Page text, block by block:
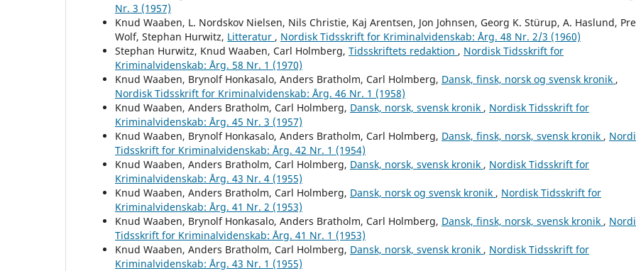
Nr. 3 (1957)
Knud Waaben, L. Nordskov Nielsen, Nils Christie, Kaj Arentsen, Jon Johnsen, Georg K. Stürup, A. Haslund,
Wolf, Stephan Hurwitz, Litteratur , Nordisk Tidsskrift for Kriminalvidenskab: Årg. 48 Nr. 2/3 (1960)
Stephan Hurwitz, Knud Waaben, Carl Holmberg, Tidsskriftets redaktion , Nordisk Tidsskrift for
Kriminalvidenskab: Årg. 58 Nr. 1 (1970)
Knud Waaben, Brynolf Honkasalo, Anders Bratholm, Carl Holmberg, Dansk, finsk, norsk og svensk kronik ,
Nordisk Tidsskrift for Kriminalvidenskab: Årg. 46 Nr. 1 (1958)
Knud Waaben, Anders Bratholm, Carl Holmberg, Dansk, norsk, svensk kronik , Nordisk Tidsskrift for
Kriminalvidenskab: Årg. 45 Nr. 3 (1957)
Knud Waaben, Brynolf Honkasalo, Anders Bratholm, Carl Holmberg, Dansk, finsk, norsk, svensk kronik ,
Tidsskrift for Kriminalvidenskab: Årg. 42 Nr. 1 (1954)
Knud Waaben, Anders Bratholm, Carl Holmberg, Dansk, norsk, svensk kronik , Nordisk Tidsskrift for
Kriminalvidenskab: Årg. 43 Nr. 4 (1955)
Knud Waaben, Anders Bratholm, Carl Holmberg, Dansk, norsk og svensk kronik , Nordisk Tidsskrift for
Kriminalvidenskab: Årg. 41 Nr. 2 (1953)
Knud Waaben, Brynolf Honkasalo, Anders Bratholm, Carl Holmberg, Dansk, finsk, norsk, svensk kronik ,
Tidsskrift for Kriminalvidenskab: Årg. 41 Nr. 1 (1953)
Knud Waaben, Anders Bratholm, Carl Holmberg, Dansk, norsk, svensk kronik , Nordisk Tidsskrift for
Kriminalvidenskab: Årg. 43 Nr. 1 (1955)